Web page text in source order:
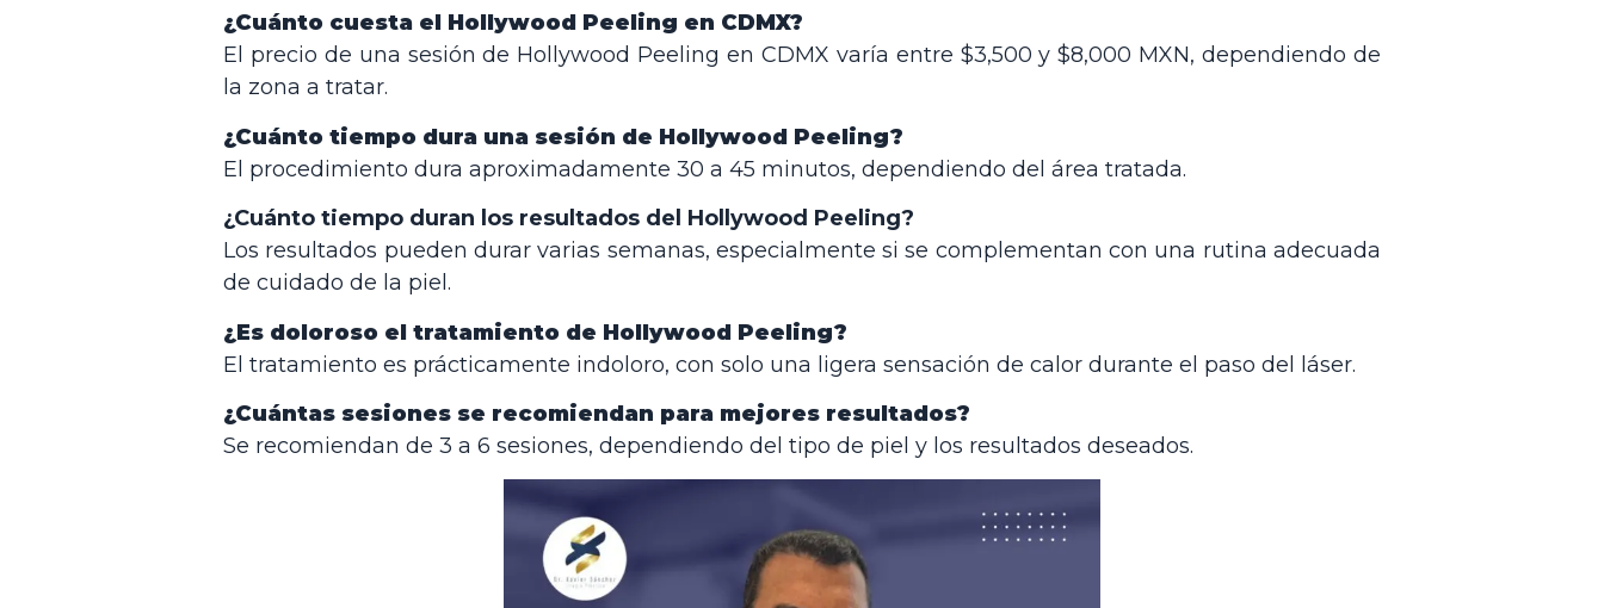
¿Cuánto cuesta el Hollywood Peeling en CDMX?
El precio de una sesión de Hollywood Peeling en CDMX varía entre $3,500 y $8,000 MXN, dependiendo de
la zona a tratar.
¿Cuánto tiempo dura una sesión de Hollywood Peeling?
El procedimiento dura aproximadamente 30 a 45 minutos, dependiendo del área tratada.
¿Cuánto tiempo duran los resultados del Hollywood Peeling?
Los resultados pueden durar varias semanas, especialmente si se complementan con una rutina adecuada
de cuidado de la piel.
¿Es doloroso el tratamiento de Hollywood Peeling?
El tratamiento es prácticamente indoloro, con solo una ligera sensación de calor durante el paso del láser.
¿Cuántas sesiones se recomiendan para mejores resultados?
Se recomiendan de 3 a 6 sesiones, dependiendo del tipo de piel y los resultados deseados.